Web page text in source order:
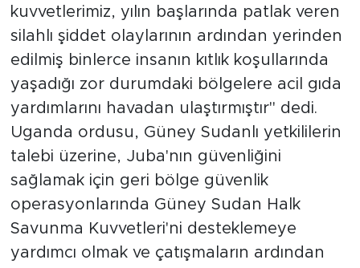
kuvvetlerimiz, yılın başlarında patlak veren
silahlı şiddet olaylarının ardından yerinden
edilmiş binlerce insanın kıtlık koşullarında
yaşadığı zor durumdaki bölgelere acil gıda
yardımlarını havadan ulaştırmıştır" dedi.
Uganda ordusu, Güney Sudanlı yetkililerin
talebi üzerine, Juba'nın güvenliğini
sağlamak için geri bölge güvenlik
operasyonlarında Güney Sudan Halk
Savunma Kuvvetleri'ni desteklemeye
yardımcı olmak ve çatışmaların ardından